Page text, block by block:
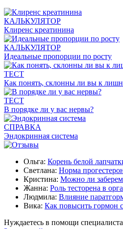
КАЛЬКУЛЯТОР
Клиренс креатинина
КАЛЬКУЛЯТОР
Идеальные пропорции по росту
ТЕСТ
Как понять, склонны ли вы к
ТЕСТ
В порядке ли у вас нервы?
СПРАВКА
Эндокринная система
Ольга: Корень белой
Светлана: Норма
Кристина: Можно ли
Жанна: Роль тесторена в
Людмила: Влияние
Вика: Как повысить гормон
Нуждаетесь в помощи